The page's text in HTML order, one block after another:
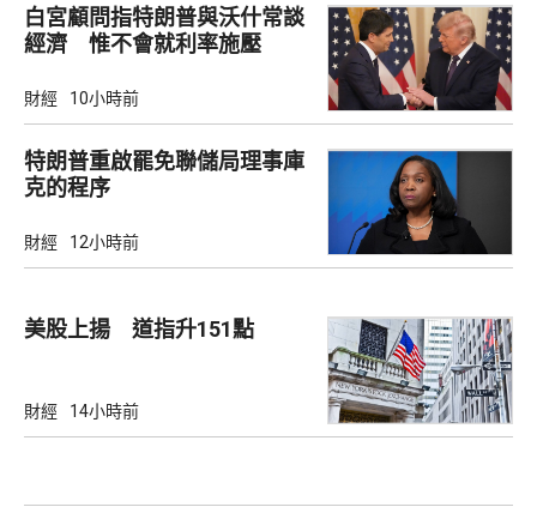
白宮顧問指特朗普與沃什常談
經濟 惟不會就利率施壓
財經 10小時前
特朗普重啟罷免聯儲局理事庫
克的程序
財經 12小時前
美股上揚 道指升151點
財經 14小時前